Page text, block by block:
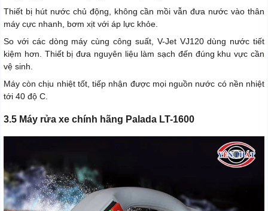
Thiết bị hút nước chủ động, không cần mồi vẫn đưa nước vào thân
máy cực nhanh, bơm xịt với áp lực khỏe.
So với các dòng máy cùng công suất, V-Jet VJ120 dùng nước tiết
kiệm hơn. Thiết bị đưa nguyên liệu làm sạch đến đúng khu vực cần
vệ sinh.
Máy còn chịu nhiệt tốt, tiếp nhận được mọi nguồn nước có nền nhiệt
tới 40 độ C.
3.5 Máy rửa xe chính hãng Palada LT-1600